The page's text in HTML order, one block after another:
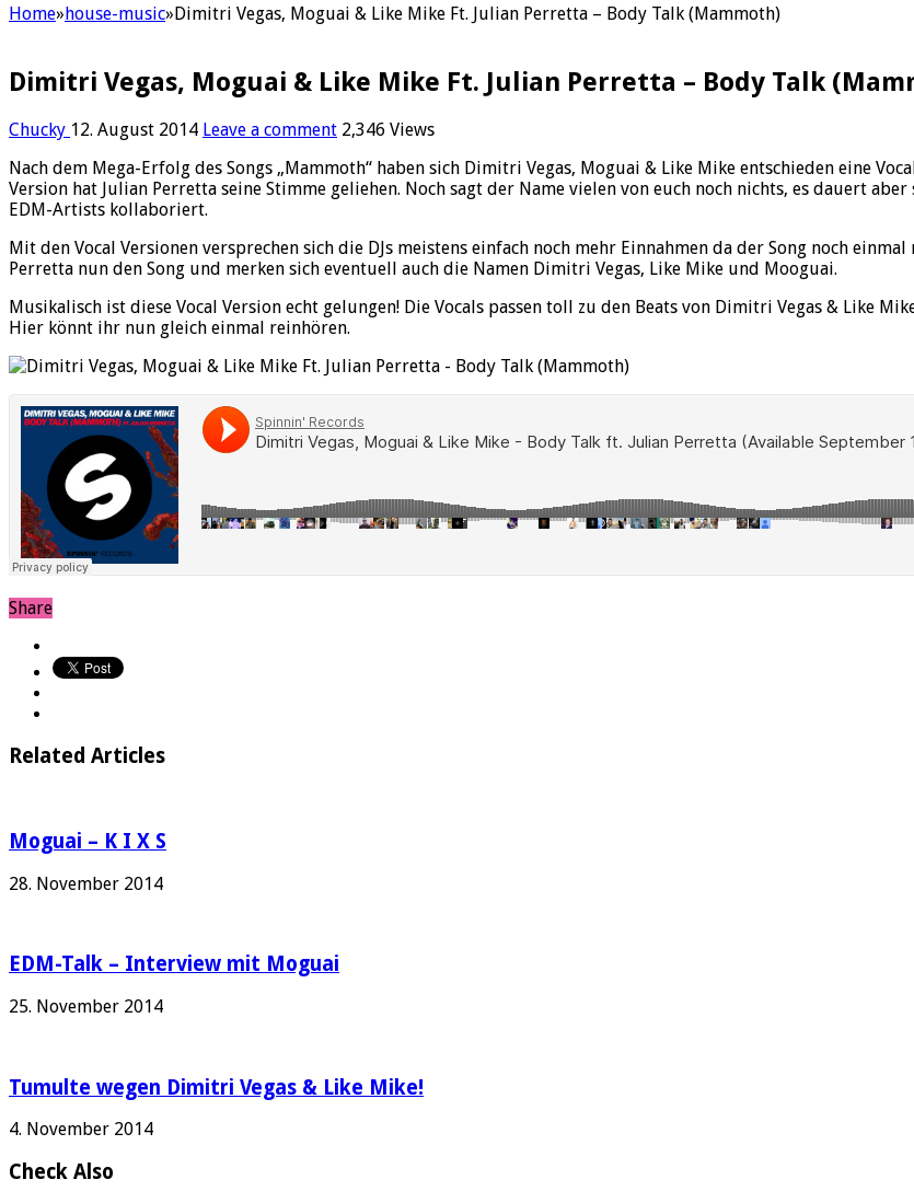
Home»house-music»Dimitri Vegas, Moguai & Like Mike Ft. Julian Perretta – Body Talk (Mammoth)
Dimitri Vegas, Moguai & Like Mike Ft. Julian Perretta – Body Talk
Chucky 12. August 2014 Leave a comment 2,346 Views
Nach dem Mega-Erfolg des Songs „Mammoth“ haben sich Dimitri Vegas, Moguai & Like Mike entschieden eine
Version hat Julian Perretta seine Stimme geliehen. Noch sagt der Name vielen von euch noch nichts, es dauert
EDM-Artists kollaboriert.
Mit den Vocal Versionen versprechen sich die DJs meistens einfach noch mehr Einnahmen da der Song noch
Perretta nun den Song und merken sich eventuell auch die Namen Dimitri Vegas, Like Mike und Mooguai.
Musikalisch ist diese Vocal Version echt gelungen! Die Vocals passen toll zu den Beats von Dimitri Vegas & Like
Hier könnt ihr nun gleich einmal reinhören.
Share
Related Articles
Moguai – K I X S
28. November 2014
EDM-Talk – Interview mit Moguai
25. November 2014
Tumulte wegen Dimitri Vegas & Like Mike!
4. November 2014
Check Also